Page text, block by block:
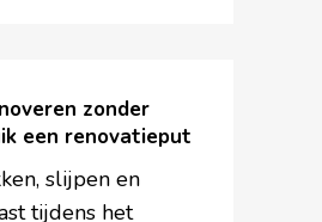
zonder
een renovatieput
slijpen en
tijdens het